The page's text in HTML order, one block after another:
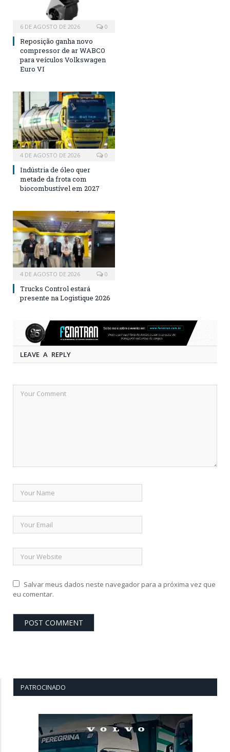
6 DE AGOSTO DE 2026 0
Reposição ganha novo
compressor de ar WABCO
para veículos Volkswagen
Euro VI
4 DE AGOSTO DE 2026 0
Indústria de óleo quer
metade da frota com
biocombustível em 2027
4 DE AGOSTO DE 2026 0
Trucks Control estará
presente na Logistique 2026
LEAVE A REPLY
Salvar meus dados neste navegador para a próxima vez que
eu comentar.
PATROCINADO